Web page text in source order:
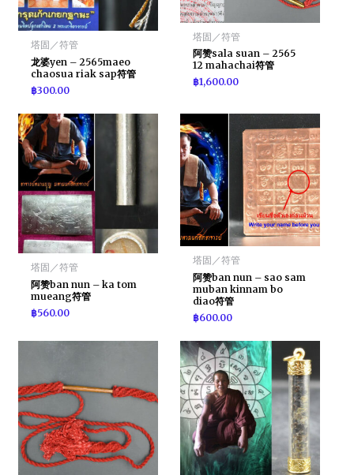
塔固／符管
龙婆yen – 2565maeo
chaosua riak sap符管
฿300.00
塔固／符管
阿赞sala suan – 2565
12 mahachai符管
฿1,600.00
塔固／符管
阿赞ban nun – ka tom
mueang符管
฿560.00
塔固／符管
阿赞ban nun – sao sam
muban kinnam bo
diao符管
฿600.00